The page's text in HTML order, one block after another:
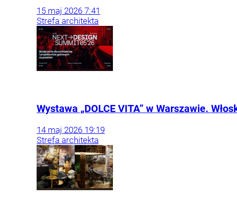
15 maj 2026 7:41
Strefa architekta
Wystawa „DOLCE VITA” w Warszawie.
14 maj 2026 19:19
Strefa architekta